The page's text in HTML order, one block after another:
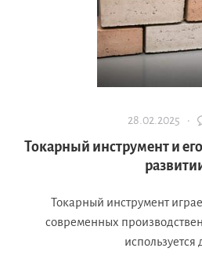
28.02.2025 ·
Токарный инструмент и
Токарный инструмент
современных
используется